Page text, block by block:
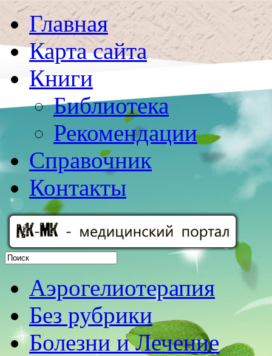
Главная
Карта сайта
Книги
Библиотека
Рекомендации
Справочник
Контакты
Аэрогелиотерапия
Без рубрики
Болезни и Лечение